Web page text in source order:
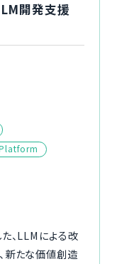
開発支援
、LLMによる改
新たな価値創造